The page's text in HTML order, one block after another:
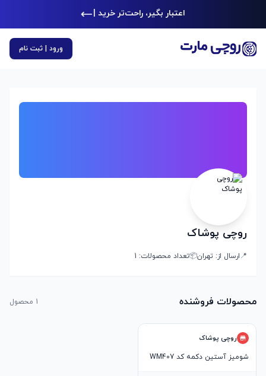
اعتبار بگیر، راحت‌تر خرید کن|
ورود | ثبت نام
روچی پوشاک
📍ارسال از: تهران📦تعداد محصولات: 1
محصولات فروشنده 1 محصول
روچی پوشاک
شومیز آستین دکمه کد WM407